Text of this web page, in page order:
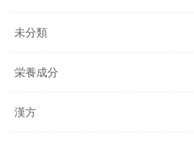
未分類
栄養成分
漢方